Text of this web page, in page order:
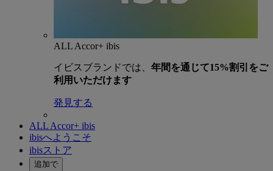
ALL Accor+ ibis
イビスブランドでは、 年間を通じて15%割引をご
利用いただけます
発見する
ALL Accor+ ibis
ibisへようこそ
ibisストア
追加で